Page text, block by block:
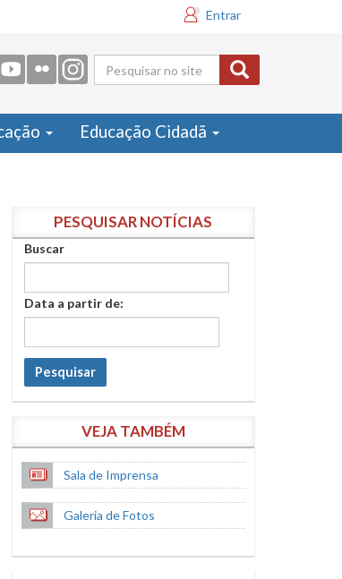
Entrar
Formulário
de busca
Educação Cidadã
PESQUISAR NOTÍCIAS
Buscar
Data a partir de:
Pesquisar
VEJA TAMBÉM
Sala de Imprensa
Galeria de Fotos